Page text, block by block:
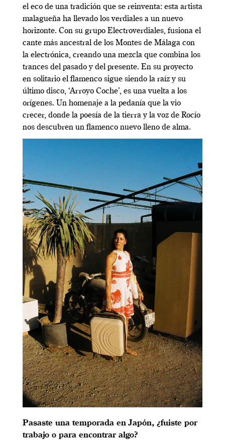
el eco de una tradición que se reinventa: esta artista
malagueña ha llevado los verdiales a un nuevo
horizonte. Con su grupo Electroverdiales, fusiona el
cante más ancestral de los Montes de Málaga con
la electrónica, creando una mezcla que combina los
trances del pasado y del presente. En su proyecto
en solitario el flamenco sigue siendo la raíz y su
último disco, ‘Arroyo Coche’, es una vuelta a los
orígenes. Un homenaje a la pedanía que la vio
crecer, donde la poesía de la tierra y la voz de Rocío
nos descubren un flamenco nuevo lleno de alma.
Pasaste una temporada en Japón, ¿fuiste por
trabajo o para encontrar algo?